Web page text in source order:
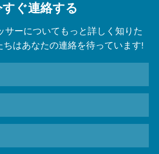
ぐ連絡する
サーについてもっと詳しく知りた
ちはあなたの連絡を待っています!